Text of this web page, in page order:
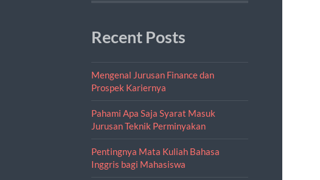
Recent Posts
Mengenal Jurusan Finance dan
Prospek Kariernya
Pahami Apa Saja Syarat Masuk
Jurusan Teknik Perminyakan
Pentingnya Mata Kuliah Bahasa
Inggris bagi Mahasiswa